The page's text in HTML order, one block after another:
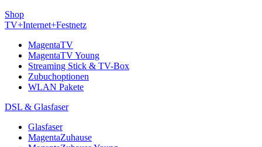
Shop
TV+Internet+Festnetz
MagentaTV
MagentaTV Young
Streaming Stick & TV-Box
Zubuchoptionen
WLAN Pakete
DSL & Glasfaser
Glasfaser
MagentaZuhause